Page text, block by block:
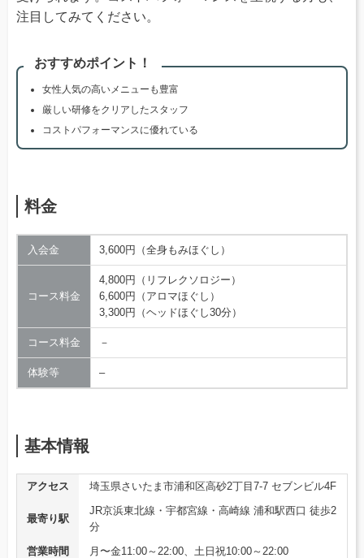
注目してみてください。
おすすめポイント！
女性人気の高いメニューも豊富
厳しい研修をクリアしたスタッフ
コストパフォーマンスに優れている
料金
入会金 3,600円（全身もみほぐし）
コース料金
4,800円（リフレクソロジー）
6,600円（アロマほぐし）
3,300円（ヘッドほぐし30分）
コース料金 －
体験等 –
基本情報
アクセス 埼玉県さいたま市浦和区高砂2丁目7-7 セブンビル4F
最寄り駅
JR京浜東北線・宇都宮線・高崎線 浦和駅西口 徒歩2
分
営業時間
月〜金11:00～22:00、土日祝10:00～22:00